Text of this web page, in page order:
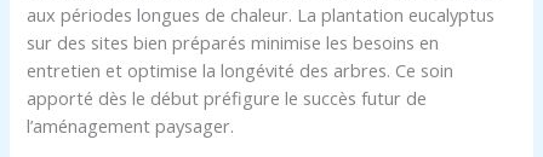
aux périodes longues de chaleur. La plantation eucalyptus
sur des sites bien préparés minimise les besoins en
entretien et optimise la longévité des arbres. Ce soin
apporté dès le début préfigure le succès futur de
l’aménagement paysager.